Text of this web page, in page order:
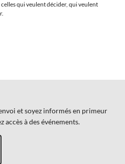
qui veulent décider, qui veulent
et soyez informés en primeur
accès à des événements.